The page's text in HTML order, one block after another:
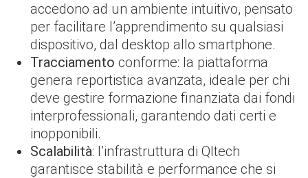
accedono ad un ambiente intuitivo, pensato
per facilitare l’apprendimento su qualsiasi
dispositivo, dal desktop allo smartphone.
Tracciamento conforme: la piattaforma
genera reportistica avanzata, ideale per chi
deve gestire formazione finanziata dai fondi
interprofessionali, garantendo dati certi e
inopponibili.
Scalabilità: l’infrastruttura di Qltech
garantisce stabilità e performance che si